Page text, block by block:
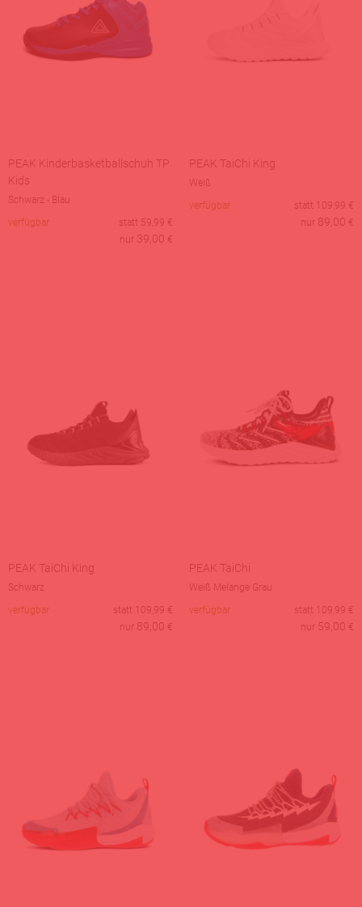
PEAK Kinderbasketballschuh TP
Kids
Schwarz - Blau
verfügbar
statt 59,99 €
nur 39,00 €
PEAK TaiChi King
Weiß
verfügbar
statt 109,99 €
nur 89,00 €
PEAK TaiChi King
Schwarz
verfügbar
statt 109,99 €
nur 89,00 €
PEAK TaiChi
Weiß Melange Grau
verfügbar
statt 109,99 €
nur 59,00 €